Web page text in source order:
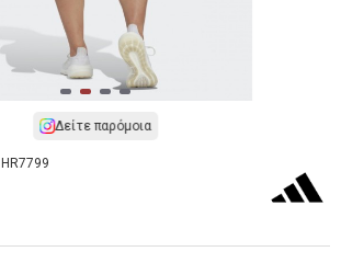
Δείτε παρόμοια
HR7799